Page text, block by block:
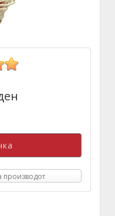
производот